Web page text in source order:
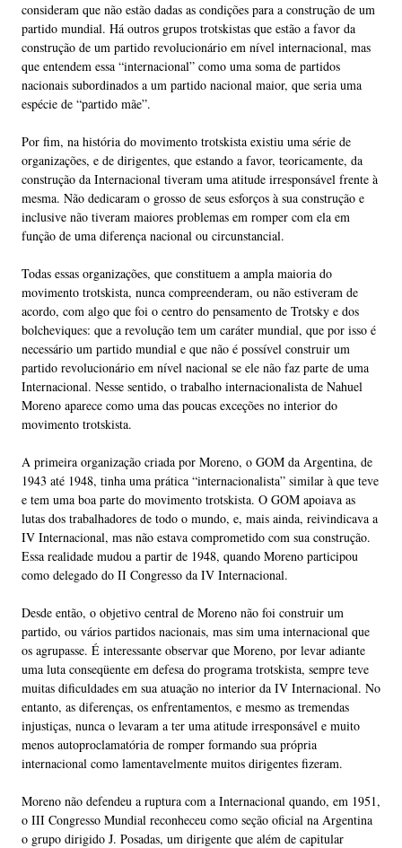
consideram que não estão dadas as condições para a construção de um
partido mundial. Há outros grupos trotskistas que estão a favor da
construção de um partido revolucionário em nível internacional, mas
que entendem essa “internacional” como uma soma de partidos
nacionais subordinados a um partido nacional maior, que seria uma
espécie de “partido mãe”.
Por fim, na história do movimento trotskista existiu uma série de
organizações, e de dirigentes, que estando a favor, teoricamente, da
construção da Internacional tiveram uma atitude irresponsável frente à
mesma. Não dedicaram o grosso de seus esforços à sua construção e
inclusive não tiveram maiores problemas em romper com ela em
função de uma diferença nacional ou circunstancial.
Todas essas organizações, que constituem a ampla maioria do
movimento trotskista, nunca compreenderam, ou não estiveram de
acordo, com algo que foi o centro do pensamento de Trotsky e dos
bolcheviques: que a revolução tem um caráter mundial, que por isso é
necessário um partido mundial e que não é possível construir um
partido revolucionário em nível nacional se ele não faz parte de uma
Internacional. Nesse sentido, o trabalho internacionalista de Nahuel
Moreno aparece como uma das poucas exceções no interior do
movimento trotskista.
A primeira organização criada por Moreno, o GOM da Argentina, de
1943 até 1948, tinha uma prática “internacionalista” similar à que teve
e tem uma boa parte do movimento trotskista. O GOM apoiava as
lutas dos trabalhadores de todo o mundo, e, mais ainda, reivindicava a
IV Internacional, mas não estava comprometido com sua construção.
Essa realidade mudou a partir de 1948, quando Moreno participou
como delegado do II Congresso da IV Internacional.
Desde então, o objetivo central de Moreno não foi construir um
partido, ou vários partidos nacionais, mas sim uma internacional que
os agrupasse. É interessante observar que Moreno, por levar adiante
uma luta conseqüente em defesa do programa trotskista, sempre teve
muitas dificuldades em sua atuação no interior da IV Internacional. No
entanto, as diferenças, os enfrentamentos, e mesmo as tremendas
injustiças, nunca o levaram a ter uma atitude irresponsável e muito
menos autoproclamatória de romper formando sua própria
internacional como lamentavelmente muitos dirigentes fizeram.
Moreno não defendeu a ruptura com a Internacional quando, em 1951,
o III Congresso Mundial reconheceu como seção oficial na Argentina
o grupo dirigido J. Posadas, um dirigente que além de capitular